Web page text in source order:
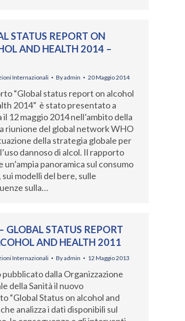
STATUS REPORT ON
AND HEALTH 2014 –
Internazionali Byadmin 20 Maggio 2014
“Global status report on alcohol
2014” è stato presentato a
il 12 maggio 2014 nell’ambito della
riunione del global network WHO
della strategia globale per
dannoso di alcol. Il rapporto
un’ampia panoramica sul consumo
sui modelli del bere, sulle
sulla…
GLOBAL STATUS REPORT
AND HEALTH 2011
Internazionali Byadmin 12 Maggio 2013
pubblicato dalla Organizzazione
della Sanità il nuovo
“Global Status on alcohol and
analizza i dati disponibili sul